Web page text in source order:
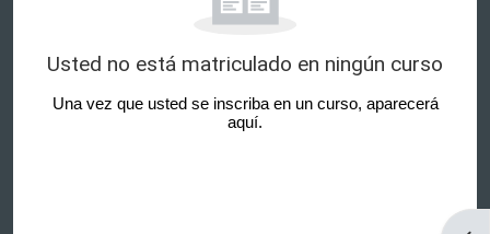
Usted no está matriculado en ningún curso
Una vez que usted se inscriba en un curso, aparecerá
aquí.